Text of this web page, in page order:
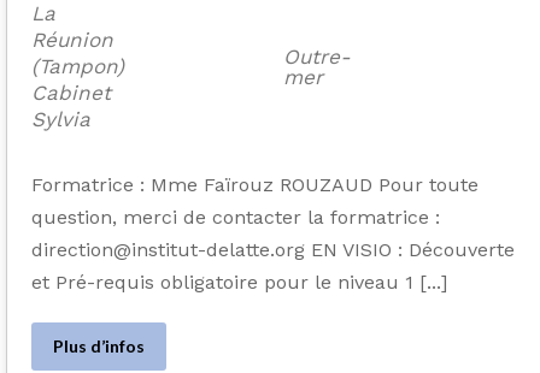
La
Réunion
(Tampon)
Cabinet
Sylvia
Outre-
mer
Formatrice : Mme Faïrouz ROUZAUD Pour toute
question, merci de contacter la formatrice :
direction@institut-delatte.org EN VISIO : Découverte
et Pré-requis obligatoire pour le niveau 1 [...]
Plus d’infos